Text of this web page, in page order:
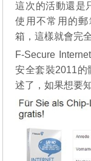
這次的活動還是
使用不常用的
箱，這樣就會完
F-Secure
安全套裝2011的
述了，如果想要